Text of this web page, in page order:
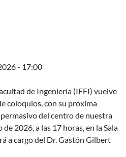
- 17:00
de Ingeniería (IFFI) vuelve
coloquios, con su próxima
del centro de nuestra
de 2026, a las 17 horas, en la Sala
a cargo del Dr. Gastón Gilbert